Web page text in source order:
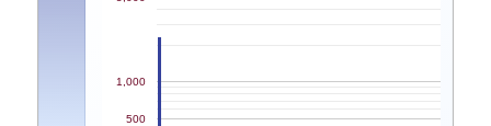
500
1,000